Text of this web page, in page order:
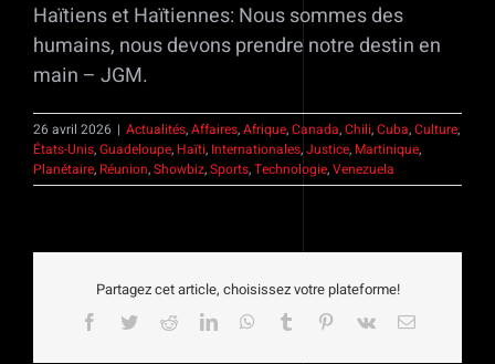
Haïtiens et Haïtiennes: Nous sommes des
humains, nous devons prendre notre destin en
main – JGM.
26 avril 2026 | Actualités,Affaires,Afrique,Canada,Chili,Cuba,Culture,
États-Unis,Guadeloupe, Haïti, Internationales,Justice, Martinique,
Planétaire, Réunion,Showbiz,Sports,Technologie,Venezuela
Partagez cet article, choisissez votre plateforme!
Facebook
TwitterRedditLinkedInWhatsApp
Tumblr Pinterest
Vk Email